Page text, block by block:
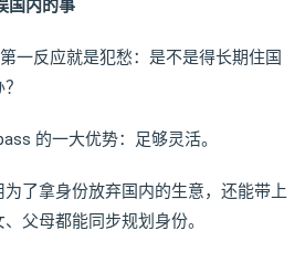
国内的事
一反应就是犯愁：是不是得长期住国
的一大优势：足够灵活。
了拿身份放弃国内的生意，还能带上
父母都能同步规划身份。